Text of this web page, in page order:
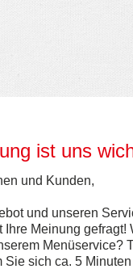
ist uns
und Kunden,
und unseren
Ihre Meinung gefragt!
Menüservice?
Sie sich ca. 5